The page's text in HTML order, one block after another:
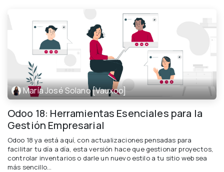
María José Solano [Vauxoo]
Odoo 18: Herramientas Esenciales para la
Gestión Empresarial
Odoo 18 ya está aquí, con actualizaciones pensadas para
facilitar tu día a día, esta versión hace que gestionar proyectos,
controlar inventarios o darle un nuevo estilo a tu sitio web sea
más sencillo...